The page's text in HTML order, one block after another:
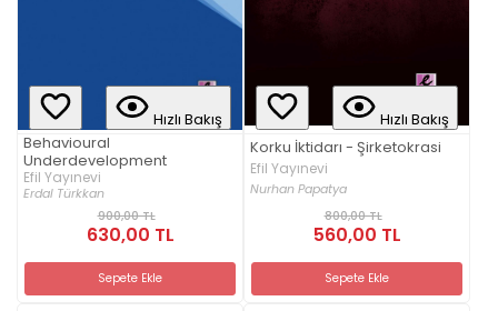
Hızlı Bakış
Behavioural
Underdevelopment
Efil Yayınevi
Erdal Türkkan
900,00 TL
630,00 TL
Sepete Ekle
Hızlı Bakış
Korku İktidarı - Şirketokrasi
Efil Yayınevi
Nurhan Papatya
800,00 TL
560,00 TL
Sepete Ekle